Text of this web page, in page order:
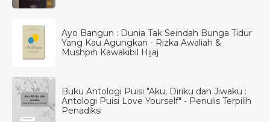
Ayo Bangun : Dunia Tak Seindah Bunga Tidur
Yang Kau Agungkan - Rizka Awaliah &
Mushpih Kawakibil Hijaj
Buku Antologi Puisi "Aku, Diriku dan Jiwaku :
Antologi Puisi Love Yourself" - Penulis Terpilih
Penadiksi